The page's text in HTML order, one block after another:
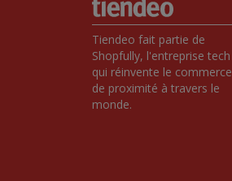
Tiendeo fait partie de
Shopfully, l'entreprise tech
qui réinvente le commerce
de proximité à travers le
monde.